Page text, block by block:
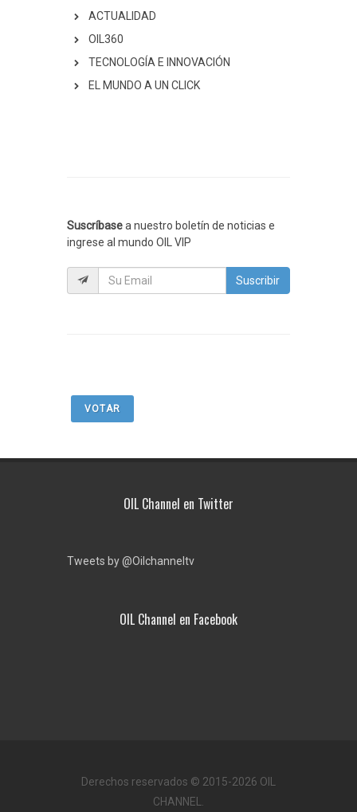
ACTUALIDAD
OIL360
TECNOLOGÍA E INNOVACIÓN
EL MUNDO A UN CLICK
Suscríbasea nuestro boletín de noticias e
ingrese al mundo OIL VIP
Suscribir
VOTAR
OIL Channel en Twitter
Tweets by @Oilchanneltv
OIL Channel en Facebook
Derechos reservados © 2015-2026 OIL
CHANNEL.